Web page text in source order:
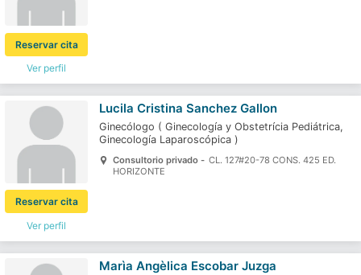
Ver perfil
Reservar cita
Ver perfil
Reservar cita
Lucila Cristina Sanchez Gallon
Ginecólogo ( Ginecología y Obstetrícia Pediátrica,
Ginecología Laparoscópica )
Consultorio privado - CL. 127#20-78 CONS. 425 ED.
HORIZONTE
Marìa Angèlica Escobar Juzga